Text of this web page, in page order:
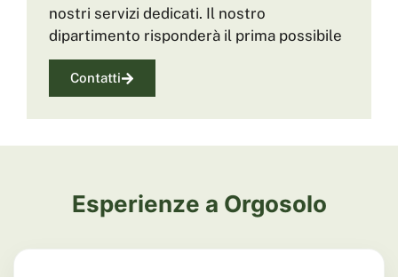
nostri servizi dedicati. Il nostro
dipartimento risponderà il prima possibile
Contatti
Esperienze a Orgosolo